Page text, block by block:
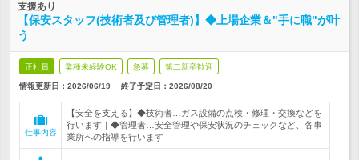
支援あり
【保安スタッフ(技術者及び管理者)】◆上場企業＆"手に職"が叶
う
正社員 業種未経験OK 急募 第二新卒歓迎
情報更新日：2026/06/19 終了予定日： 2026/08/20
仕事内容
【安全を支える】◆技術者…ガス設備の点検・修理・交換などを
行います｜◆管理者…安全管理や保安状況のチェックなど、各事
業所への指導を行います